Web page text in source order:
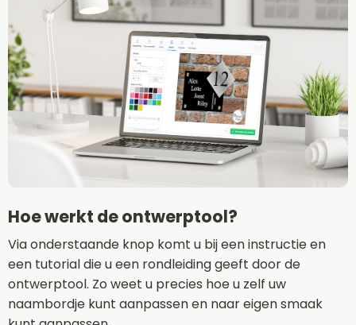
Hoe werkt de ontwerptool?
Via onderstaande knop komt u bij een instructie en
een tutorial die u een rondleiding geeft door de
ontwerptool. Zo weet u precies hoe u zelf uw
naambordje kunt aanpassen en naar eigen smaak